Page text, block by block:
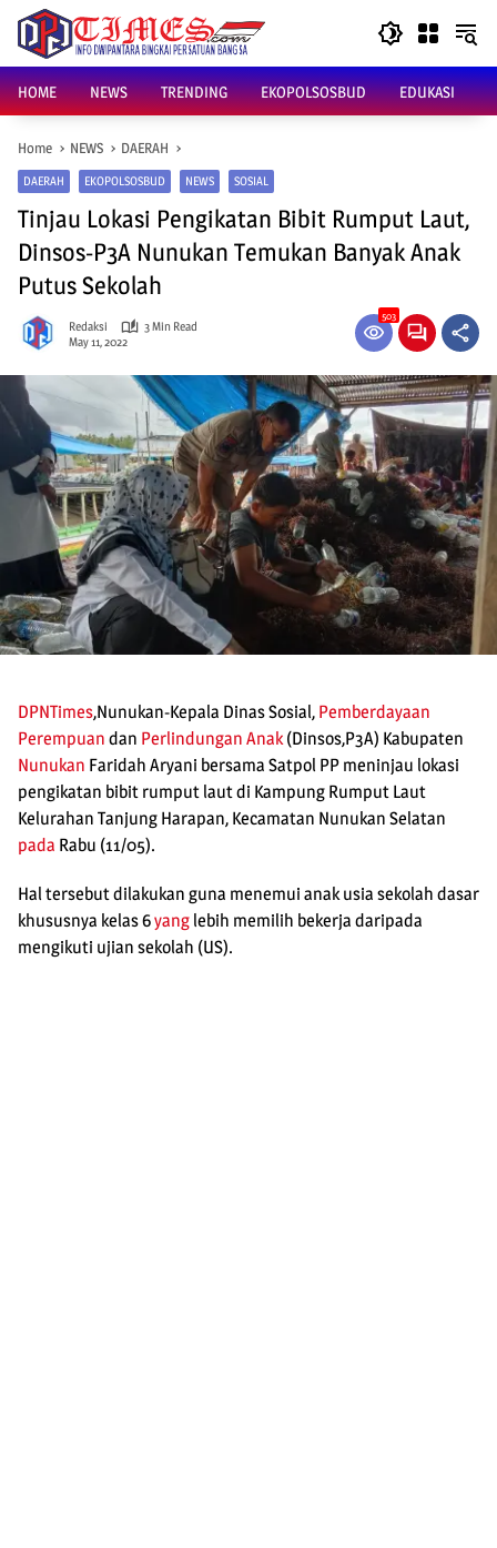
content
HOME
NEWS TRENDING EKOPOLSOSBUD EDUKASI
Home NEWS DAERAH
DAERAH EKOPOLSOSBUD NEWS SOSIAL
Tinjau Lokasi Pengikatan Bibit Rumput Laut,
Dinsos-P3A Nunukan Temukan Banyak Anak
Putus Sekolah
Redaksi
3 Min Read
May 11, 2022
503
DPNTimes,Nunukan-Kepala Dinas Sosial, Pemberdayaan
Perempuan dan Perlindungan Anak(Dinsos,P3A) Kabupaten
Nunukan Faridah Aryani bersama Satpol PP meninjau lokasi
pengikatan bibit rumput laut di Kampung Rumput Laut
Kelurahan Tanjung Harapan, Kecamatan Nunukan Selatan
pada Rabu (11/05).
Hal tersebut dilakukan guna menemui anak usia sekolah dasar
khususnya kelas 6yang lebih memilih bekerja daripada
mengikuti ujian sekolah (US).